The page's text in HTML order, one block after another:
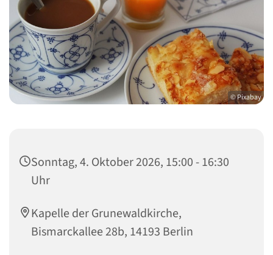
© Pixabay
Sonntag, 4. Oktober 2026, 15:00 - 16:30
Uhr
Kapelle der Grunewaldkirche,
Bismarckallee 28b, 14193 Berlin